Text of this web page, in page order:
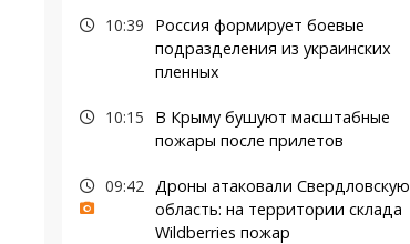
10:39
Россия формирует боевые
подразделения из украинских
пленных
10:15
В Крыму бушуют масштабные
пожары после прилетов
09:42 Дроны атаковали Свердловскую
область: на территории склада
Wildberries пожар